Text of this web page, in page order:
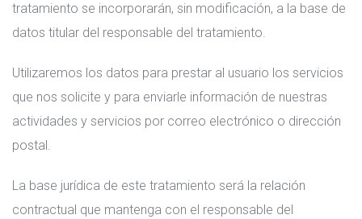
tratamiento se incorporarán, sin modificación, a la base de
datos titular del responsable del tratamiento.
Utilizaremos los datos para prestar al usuario los servicios
que nos solicite y para enviarle información de nuestras
actividades y servicios por correo electrónico o dirección
postal.
La base jurídica de este tratamiento será la relación
contractual que mantenga con el responsable del